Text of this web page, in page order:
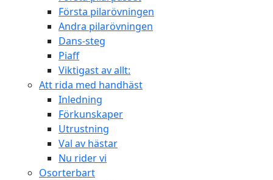
Första pilarövningen
Andra pilarövningen
Dans-steg
Piaff
Viktigast av allt:
Att rida med handhäst
Inledning
Förkunskaper
Utrustning
Val av hästar
Nu rider vi
Osorterbart